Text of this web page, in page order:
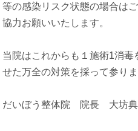
等の感染リスク状態の場合は
協力お願いいたします。
当院はこれからも１施術1消
せた万全の対策を採って参りま
だいぼう整体院 院長 大坊典